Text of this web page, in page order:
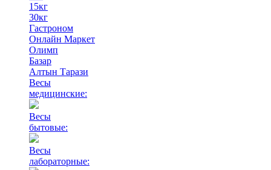
15кг
30кг
Гастроном
Онлайн Маркет
Олимп
Базар
Алтын Тарази
Весы
медицинские:
Весы
бытовые:
Весы
лабораторные: